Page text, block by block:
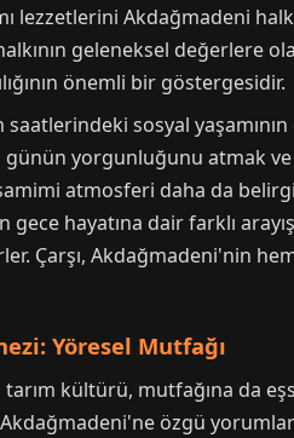
lezzetlerini Akdağmadeni
geleneksel değerlere
önemli bir göstergesidir.
saatlerindeki sosyal
günün yorgunluğunu atmak
atmosferi daha da
hayatına dair farklı
Çarşı, Akdağmadeni'nin
Yöresel Mutfağı
kültürü, mutfağına da
özgü